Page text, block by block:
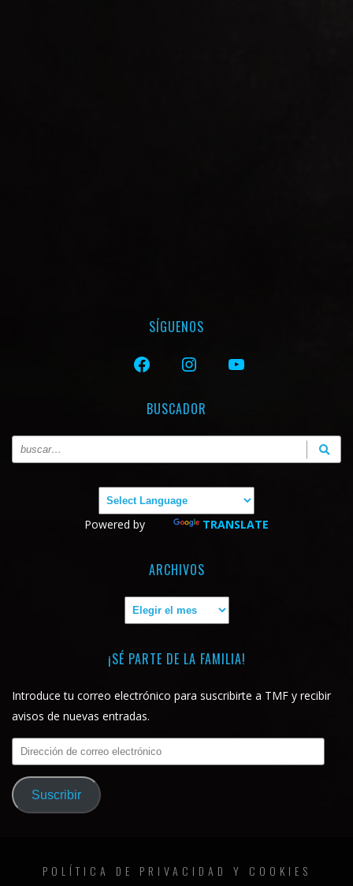
SÍGUENOS
FACEBOOKINSTAGRAMYOUTUBE
BUSCADOR
Powered by TRANSLATE
ARCHIVOS
Archivos
¡SÉ PARTE DE LA FAMILIA!
Introduce tu correo electrónico para suscribirte a TMF y recibir
avisos de nuevas entradas.
Dirección
de
correo
electrónico
Suscribir
POLÍTICA DE PRIVACIDAD Y COOKIES